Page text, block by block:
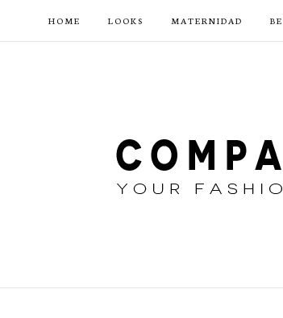
HOME LOOKS MATERNIDAD